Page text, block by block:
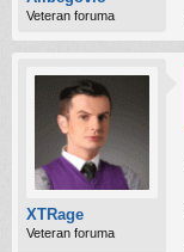
Veteran foruma
XTRage
Veteran foruma